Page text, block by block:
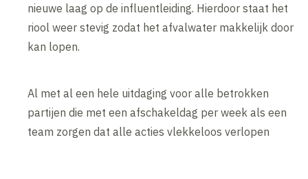
nieuwe laag op de influentleiding. Hierdoor staat het
riool weer stevig zodat het afvalwater makkelijk door
kan lopen.
Al met al een hele uitdaging voor alle betrokken
partijen die met een afschakeldag per week als een
team zorgen dat alle acties vlekkeloos verlopen